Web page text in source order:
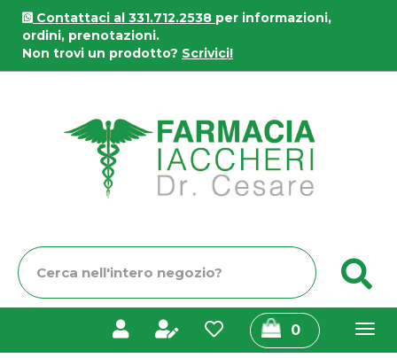
Passa
contenuto
principale
Contattaci al 331.712.2538 per informazioni,
ordini, prenotazioni.
Non trovi un prodotto? Scrivici!
Cerca
Prodotto
0prodotti
inseriti